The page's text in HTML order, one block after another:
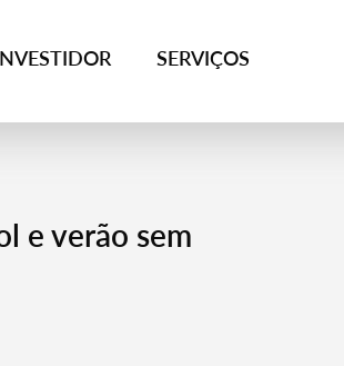
SERVIÇOS
e verão sem